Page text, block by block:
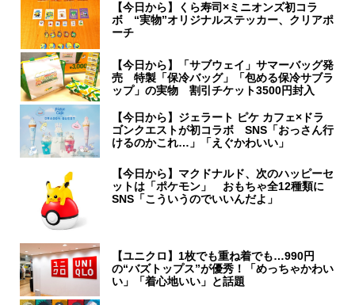
【今日から】くら寿司×ミニオンズ初コラ
ボ “実物”オリジナルステッカー、クリアポ
ーチ
【今日から】「サブウェイ」サマーバッグ発
売 特製「保冷バッグ」「包める保冷サブラ
ップ」の実物 割引チケット3500円封入
【今日から】ジェラート ピケ カフェ×ドラ
ゴンクエストが初コラボ SNS「おっさん行
けるのかこれ…」「えぐかわいい」
【今日から】マクドナルド、次のハッピーセ
ットは「ポケモン」 おもちゃ全12種類に
SNS「こういうのでいいんだよ」
【ユニクロ】1枚でも重ね着でも…990円
の“バズトップス”が優秀！「めっちゃかわい
い」「着心地いい」と話題